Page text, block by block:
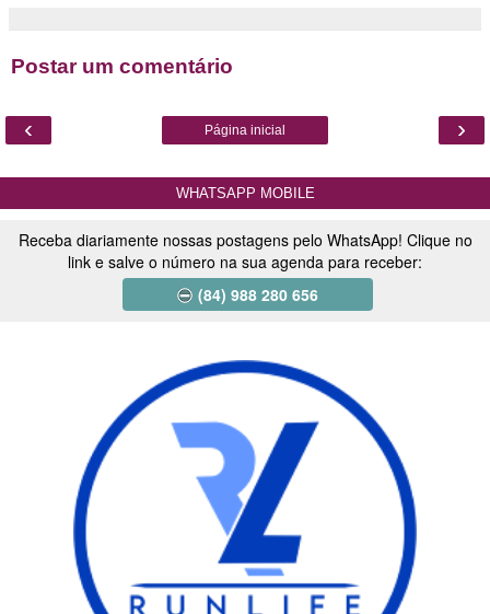
Postar um comentário
‹ ›
Página inicial
WHATSAPP MOBILE
Receba diariamente nossas postagens pelo WhatsApp! Clique no
link e salve o número na sua agenda para receber:
(84) 988 280 656